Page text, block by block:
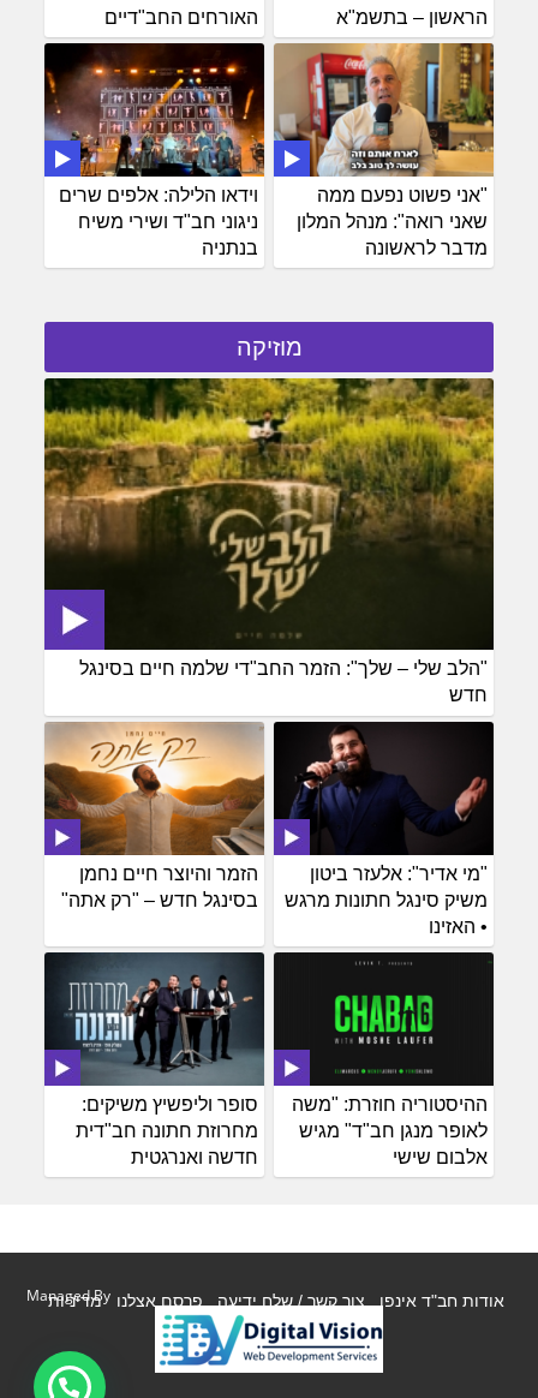
האורחים החב"דיים
הראשון – בתשמ"א
וידאו הלילה: אלפים שרים
ניגוני חב"ד ושירי משיח
בנתניה
"אני פשוט נפעם ממה
שאני רואה": מנהל המלון
מדבר לראשונה
מוזיקה
"הלב שלי – שלך": הזמר החב"די שלמה חיים בסינגל
חדש
הזמר והיוצר חיים נחמן
בסינגל חדש – "רק אתה"
"מי אדיר": אלעזר ביטון
משיק סינגל חתונות מרגש
• האזינו
סופר וליפשיץ משיקים:
מחרוזת חתונה חב"דית
חדשה ואנרגטית
ההיסטוריה חוזרת: "משה
לאופר מנגן חב"ד" מגיש
אלבום שישי
אודות חב"ד אינפו צור קשר / שלח ידיעה פרסם אצלנו מדיניות
Managed By